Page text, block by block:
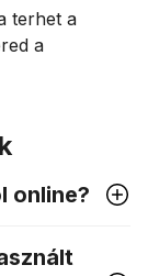
terhet a
a
online?